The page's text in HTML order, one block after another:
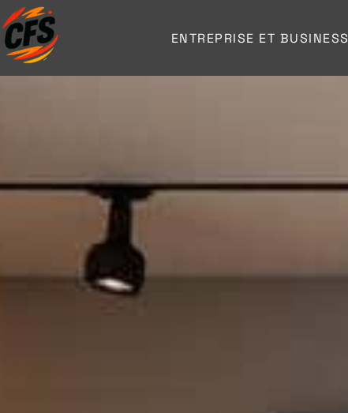
ENTREPRISE ET BUSINESS